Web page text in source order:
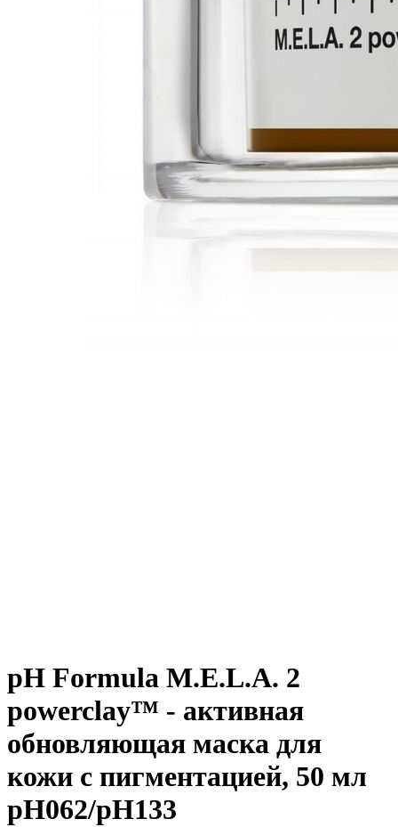
pH Formula M.E.L.A. 2
powerclay™ - активная
обновляющая маска для
кожи с пигментацией, 50 мл
pH062/pH133